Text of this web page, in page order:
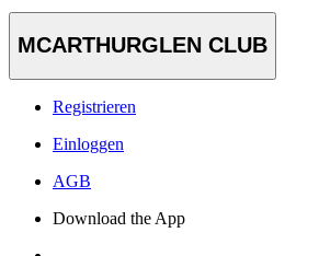
MCARTHURGLEN CLUB
Registrieren
Einloggen
AGB
Download the App